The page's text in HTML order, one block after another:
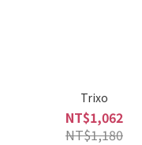
Trixo
NT$1,062
NT$1,180